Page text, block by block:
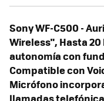
Sony WF-C500 -
Wireless", Hasta
autonomía con
Compatible con
Micrófono
llamadas